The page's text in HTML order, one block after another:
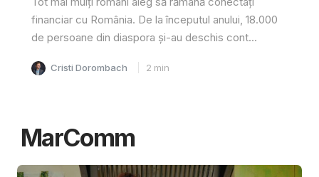
financiar cu România. De la începutul anului, 18.000
de persoane din diaspora și-au deschis cont...
Cristi Dorombach 2 min
MarComm